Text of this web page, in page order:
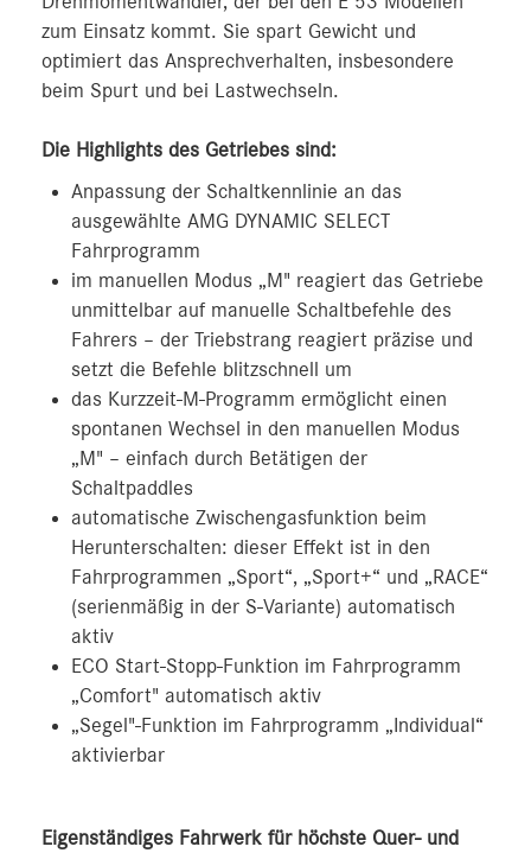
zum Einsatz kommt. Sie spart Gewicht und
optimiert das Ansprechverhalten, insbesondere
beim Spurt und bei Lastwechseln.
Die Highlights des Getriebes sind:
Anpassung der Schaltkennlinie an das
ausgewählte AMG DYNAMIC SELECT
Fahrprogramm
im manuellen Modus „M" reagiert das Getriebe
unmittelbar auf manuelle Schaltbefehle des
Fahrers – der Triebstrang reagiert präzise und
setzt die Befehle blitzschnell um
das Kurzzeit-M-Programm ermöglicht einen
spontanen Wechsel in den manuellen Modus
„M" – einfach durch Betätigen der
Schaltpaddles
automatische Zwischengasfunktion beim
Herunterschalten: dieser Effekt ist in den
Fahrprogrammen „Sport“, „Sport+“ und „RACE“
(serienmäßig in der S-Variante) automatisch
aktiv
ECO Start-Stopp-Funktion im Fahrprogramm
„Comfort" automatisch aktiv
„Segel"-Funktion im Fahrprogramm „Individual“
aktivierbar
Eigenständiges Fahrwerk für höchste Quer- und